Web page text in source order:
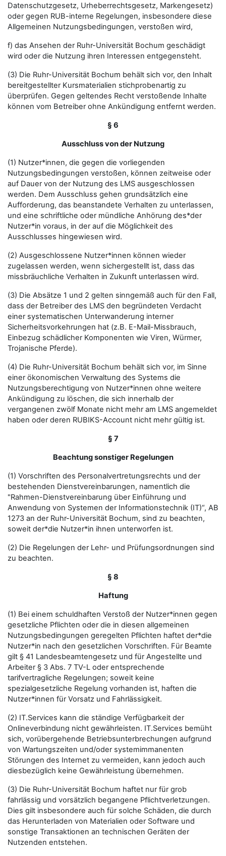
Datenschutzgesetz, Urheberrechtsgesetz, Markengesetz)
oder gegen RUB-interne Regelungen, insbesondere diese
Allgemeinen Nutzungsbedingungen, verstoßen wird,
f) das Ansehen der Ruhr-Universität Bochum geschädigt
wird oder die Nutzung ihren Interessen entgegensteht.
(3) Die Ruhr-Universität Bochum behält sich vor, den Inhalt
bereitgestellter Kursmaterialien stichprobenartig zu
überprüfen. Gegen geltendes Recht verstoßende Inhalte
können vom Betreiber ohne Ankündigung entfernt werden.
§ 6
Ausschluss von der Nutzung
(1) Nutzer*innen, die gegen die vorliegenden
Nutzungsbedingungen verstoßen, können zeitweise oder
auf Dauer von der Nutzung des LMS ausgeschlossen
werden. Dem Ausschluss gehen grundsätzlich eine
Aufforderung, das beanstandete Verhalten zu unterlassen,
und eine schriftliche oder mündliche Anhörung des*der
Nutzer*in voraus, in der auf die Möglichkeit des
Ausschlusses hingewiesen wird.
(2) Ausgeschlossene Nutzer*innen können wieder
zugelassen werden, wenn sichergestellt ist, dass das
missbräuchliche Verhalten in Zukunft unterlassen wird.
(3) Die Absätze 1 und 2 gelten sinngemäß auch für den Fall,
dass der Betreiber des LMS den begründeten Verdacht
einer systematischen Unterwanderung interner
Sicherheitsvorkehrungen hat (z.B. E-Mail-Missbrauch,
Einbezug schädlicher Komponenten wie Viren, Würmer,
Trojanische Pferde).
(4) Die Ruhr-Universität Bochum behält sich vor, im Sinne
einer ökonomischen Verwaltung des Systems die
Nutzungsberechtigung von Nutzer*innen ohne weitere
Ankündigung zu löschen, die sich innerhalb der
vergangenen zwölf Monate nicht mehr am LMS angemeldet
haben oder deren RUBIKS-Account nicht mehr gültig ist.
§ 7
Beachtung sonstiger Regelungen
(1) Vorschriften des Personalvertretungsrechts und der
bestehenden Dienstvereinbarungen, namentlich die
"Rahmen-Dienstvereinbarung über Einführung und
Anwendung von Systemen der Informationstechnik (IT)“, AB
1273 an der Ruhr-Universität Bochum, sind zu beachten,
soweit der*die Nutzer*in ihnen unterworfen ist.
(2) Die Regelungen der Lehr- und Prüfungsordnungen sind
zu beachten.
§ 8
Haftung
(1) Bei einem schuldhaften Verstoß der Nutzer*innen gegen
gesetzliche Pflichten oder die in diesen allgemeinen
Nutzungsbedingungen geregelten Pflichten haftet der*die
Nutzer*in nach den gesetzlichen Vorschriften. Für Beamte
gilt § 41 Landesbeamtengesetz und für Angestellte und
Arbeiter § 3 Abs. 7 TV-L oder entsprechende
tarifvertragliche Regelungen; soweit keine
spezialgesetzliche Regelung vorhanden ist, haften die
Nutzer*innen für Vorsatz und Fahrlässigkeit.
(2) IT.Services kann die ständige Verfügbarkeit der
Onlineverbindung nicht gewährleisten. IT.Services bemüht
sich, vorübergehende Betriebsunterbrechungen aufgrund
von Wartungszeiten und/oder systemimmanenten
Störungen des Internet zu vermeiden, kann jedoch auch
diesbezüglich keine Gewährleistung übernehmen.
(3) Die Ruhr-Universität Bochum haftet nur für grob
fahrlässig und vorsätzlich begangene Pflichtverletzungen.
Dies gilt insbesondere auch für solche Schäden, die durch
das Herunterladen von Materialien oder Software und
sonstige Transaktionen an technischen Geräten der
Nutzenden entstehen.